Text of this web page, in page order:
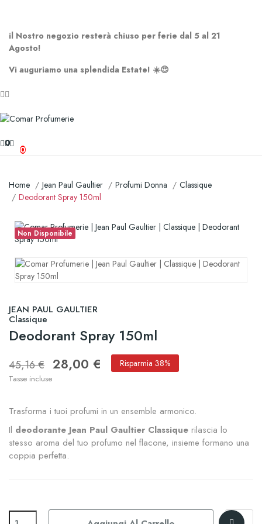
il Nostro negozio resterà chiuso per ferie dal 5 al 21
Agosto!
Vi auguriamo una splendida Estate! ☀️😍
0
0
Home Jean Paul Gaultier Profumi Donna
Classique
Deodorant Spray 150ml
Non Disponibile
JEAN PAUL GAULTIER
Classique
Deodorant Spray 150ml
45,16 € 28,00 € Risparmia 38%
Tasse incluse
Trasforma i tuoi profumi in un ensemble armonico.
Il deodorante Jean Paul Gaultier Classique rilascia lo
stesso aroma del tuo profumo nel flacone, insieme formano una
coppia perfetta.